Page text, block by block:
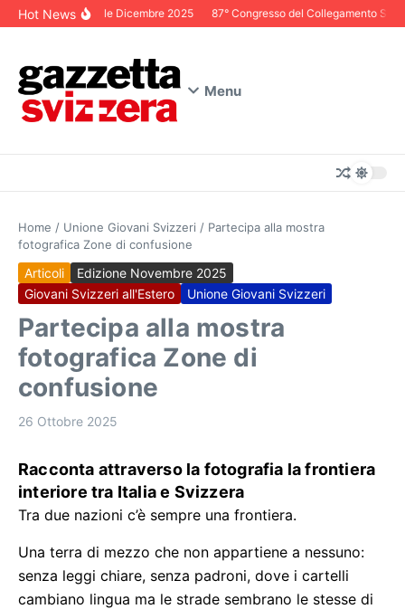
Salta al contenuto
Hot NewsEditoriale Dicembre 2025 87° Congresso del Collegamento
Menu
Home / Unione Giovani Svizzeri / Partecipa alla mostra
fotografica Zone di confusione
Articoli
Edizione Novembre 2025
Giovani Svizzeri all'Estero
Unione Giovani Svizzeri
Partecipa alla mostra
fotografica Zone di
confusione
26 Ottobre 2025
Racconta attraverso la fotografia la frontiera
interiore tra Italia e Svizzera
Tra due nazioni c’è sempre una frontiera.
Una terra di mezzo che non appartiene a nessuno:
senza leggi chiare, senza padroni, dove i cartelli
cambiano lingua ma le strade sembrano le stesse di